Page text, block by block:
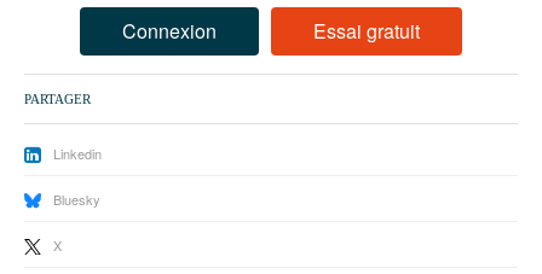
94
95
Connexion Essai gratuit
PARTAGER
Linkedin
Bluesky
X